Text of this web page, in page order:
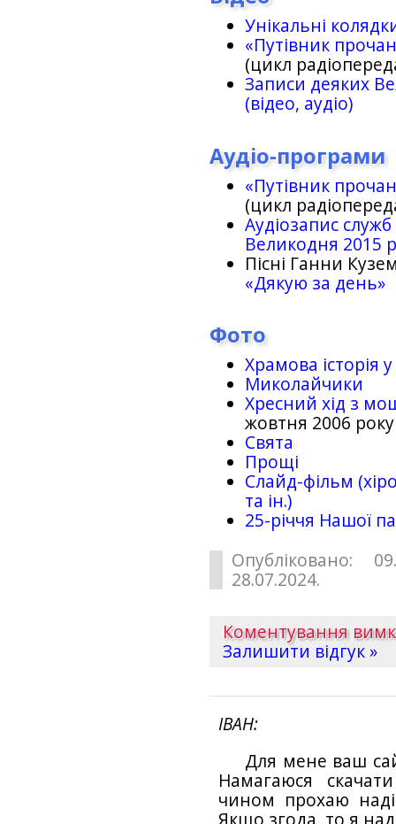
Унікальні
«Путівник
(цикл
Записи деяких
(відео, аудіо)
Аудіо-програми
«Путівник
(цикл
Аудіозапис
Великодня 2015
Пісні Ганни
«Дякую за день»
Фото
Храмова історія
Миколайчики
Хресний хід з
жовтня 2006 року
Свята
Прощі
Слайд-фільм
та ін.)
25-рiччя Нашої
Опубліковано:
28.07.2024.
Коментування
Залишити відгук »
ІВАН
Для мене ваш
Намагаюся
чином прохаю